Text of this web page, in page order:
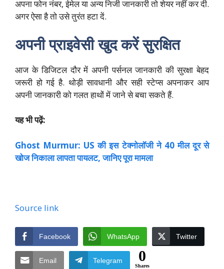
अपना फोन नंबर, ईमेल या अन्य निजी जानकारी तो शेयर नहीं कर दी.
अगर ऐसा है तो उसे तुरंत हटा दें.
अपनी प्राइवेसी खुद करें सुरक्षित
आज के डिजिटल दौर में अपनी पर्सनल जानकारी की सुरक्षा बेहद
जरूरी हो गई है. थोड़ी सावधानी और सही स्टेप्स अपनाकर आप
अपनी जानकारी को गलत हाथों में जाने से बचा सकते हैं.
यह भी पढ़ें:
Ghost Murmur: US की इस टेक्नोलॉजी ने 40 मील दूर से
खोज निकाला लापता पायलट, जानिए पूरा मामला
Source link
Facebook WhatsApp Twitter
Email Telegram 0
Shares